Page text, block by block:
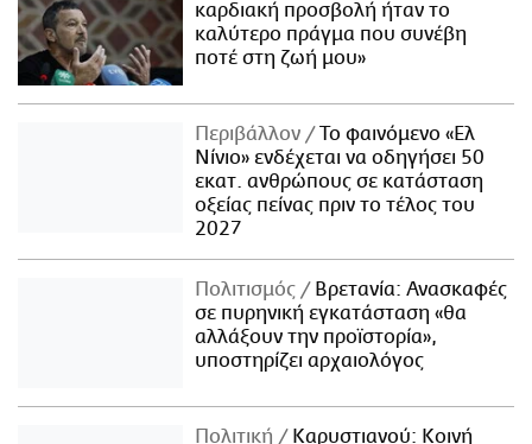
καρδιακή προσβολή ήταν το
καλύτερο πράγμα που συνέβη
ποτέ στη ζωή μου»
Περιβάλλον
Το φαινόμενο «Ελ
Νίνιο» ενδέχεται να οδηγήσει 50
εκατ. ανθρώπους σε κατάσταση
οξείας πείνας πριν το τέλος του
2027
Πολιτισμός
Βρετανία: Ανασκαφές
σε πυρηνική εγκατάσταση «θα
αλλάξουν την προϊστορία»,
υποστηρίζει αρχαιολόγος
Πολιτική
Καρυστιανού: Κοινή